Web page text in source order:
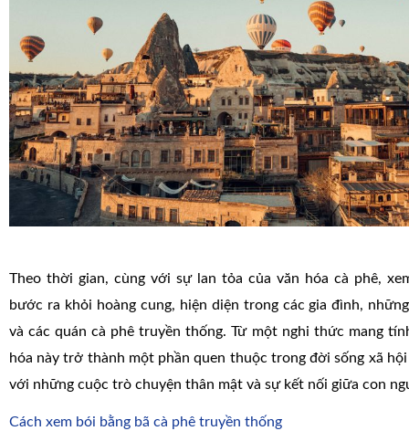
Theo thời gian, cùng với sự lan tỏa của văn hóa cà phê,
bước ra khỏi hoàng cung, hiện diện trong các gia đình,
và các quán cà phê truyền thống. Từ một nghi thức mang
hóa này trở thành một phần quen thuộc trong đời sống xã
với những cuộc trò chuyện thân mật và sự kết nối giữa con
Cách xem bói bằng bã cà phê truyền thống